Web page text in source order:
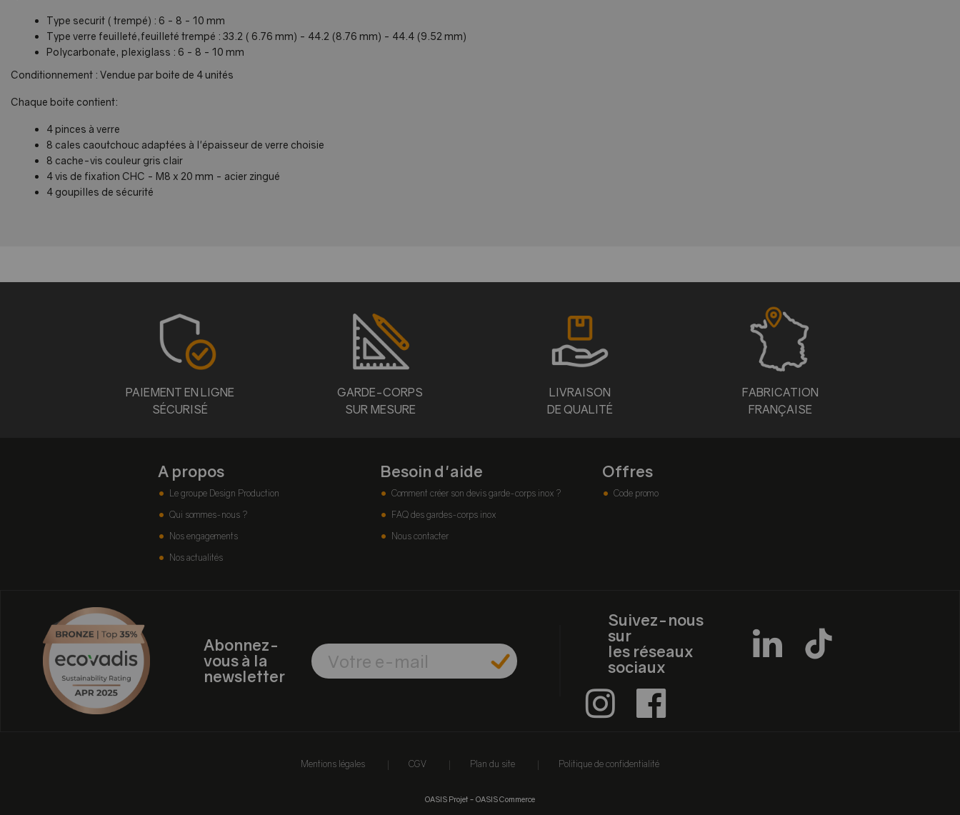
Type securit ( trempé) : 6 - 8 - 10 mm
Type verre feuilleté,feuilleté trempé : 33.2 ( 6.76 mm) - 44.2 (8.76 mm) - 44.4 (9.52 mm)
Polycarbonate, plexiglass : 6 - 8 - 10 mm
Conditionnement : Vendue par boite de 4 unités
Chaque boite contient:
4 pinces à verre
8 cales caoutchouc adaptées à l'épaisseur de verre choisie
8 cache-vis couleur gris clair
4 vis de fixation CHC - M8 x 20 mm - acier zingué
4 goupilles de sécurité
PAIEMENT EN LIGNE
SÉCURISÉ
GARDE-CORPS
SUR MESURE
LIVRAISON
DE QUALITÉ
FABRICATION
FRANÇAISE
A propos
Le groupe Design Production
Qui sommes-nous ?
Nos engagements
Nos actualités
Besoin d'aide
Comment créer son devis garde-corps inox ?
FAQ des gardes-corps inox
Nous contacter
Offres
Code promo
Abonnez-
vous à la
newsletter
Suivez-nous
sur
les réseaux
sociaux
Mentions légales CGV Plan du site Politique de confidentialité
OASIS Projet - OASIS Commerce